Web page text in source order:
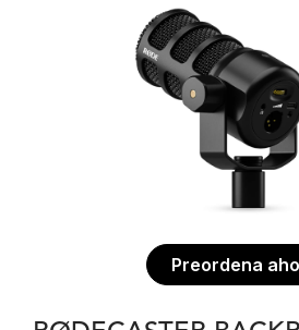
Preordena